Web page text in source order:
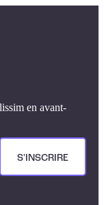
en avant-
S'INSCRIRE